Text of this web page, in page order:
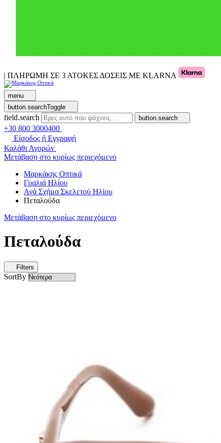
| ΠΛΗΡΩΜΗ ΣΕ 3 ΑΤΟΚΕΣ ΔΟΣΕΙΣ ΜΕ KLARNA
menu
button.searchToggle
field.search button.search
+30 800 3000400
Είσοδος ή Εγγραφή
Καλάθι Αγορών
Μετάβαση στο κυρίως περιεχόμενο
Μαρκάκης Οπτικά
Γυαλιά Ηλίου
Ανά Σχήμα Σκελετού Ηλίου
Πεταλούδα
Μετάβαση στο κυρίως περιεχόμενο
Πεταλούδα
Filters
SortBy